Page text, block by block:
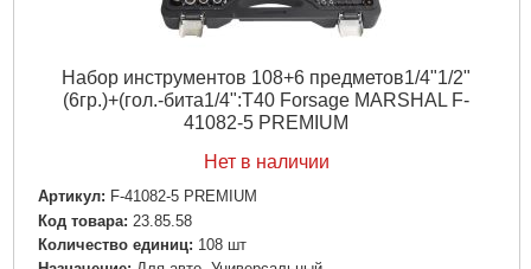
Набор инструментов 108+6 предметов1/4"1/2"
(6гр.)+(гол.-бита1/4":T40 Forsage MARSHAL F-
41082-5 PREMIUM
Нет в наличии
Артикул: F-41082-5 PREMIUM
Код товара: 23.85.58
Количество единиц: 108 шт